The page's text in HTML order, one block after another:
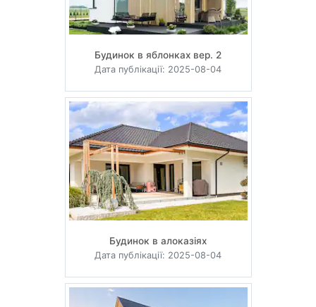
Будинок в яблонках вер. 2
Дата публікації: 2025-08-04
Будинок в алоказіях
Дата публікації: 2025-08-04